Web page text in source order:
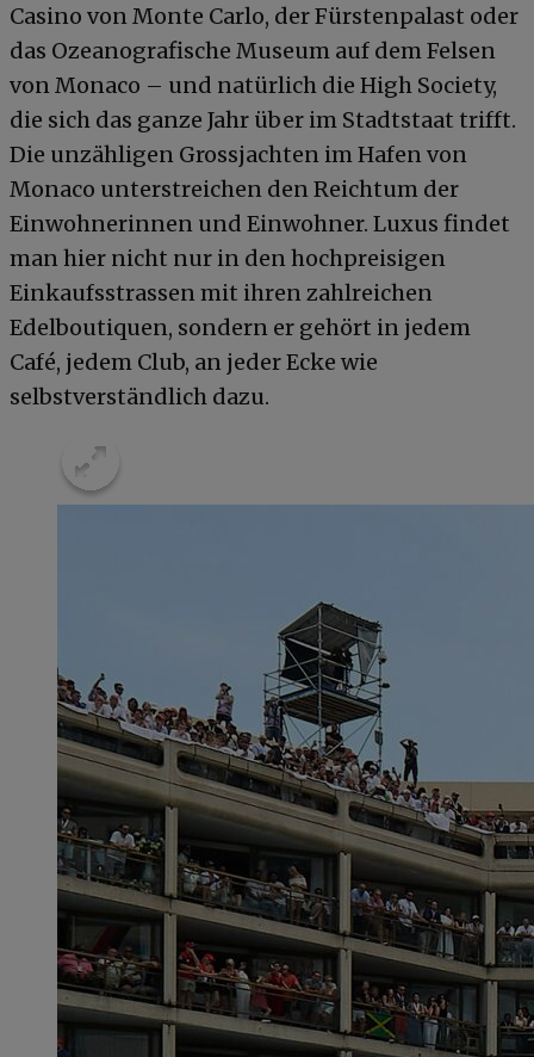
Casino von Monte Carlo, der Fürstenpalast oder
das Ozeanografische Museum auf dem Felsen
von Monaco – und natürlich die High Society,
die sich das ganze Jahr über im Stadtstaat trifft.
Die unzähligen Grossjachten im Hafen von
Monaco unterstreichen den Reichtum der
Einwohnerinnen und Einwohner. Luxus findet
man hier nicht nur in den hochpreisigen
Einkaufsstrassen mit ihren zahlreichen
Edelboutiquen, sondern er gehört in jedem
Café, jedem Club, an jeder Ecke wie
selbstverständlich dazu.